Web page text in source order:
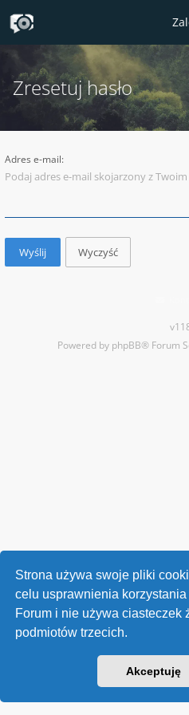
Strona używa swoje pliki
celu usprawnienia
Forum i nie używa ciasteczek
podmiotów trzecich.
Akceptuję
Zresetuj hasło
Adres e-mail:
Podaj adres e-mail skojarzony z
Powered by phpBB® Forum